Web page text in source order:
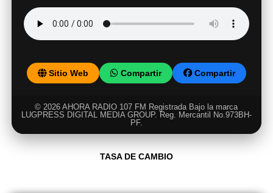
Sitio Web Compartir Compartir
© 2026 AHORA RADIO 107 FM Registrada Bajo la marca
LUGPRESS DIGITAL MEDIA GROUP. Reg. Mercantil No.973BH-
PF.
TASA DE CAMBIO